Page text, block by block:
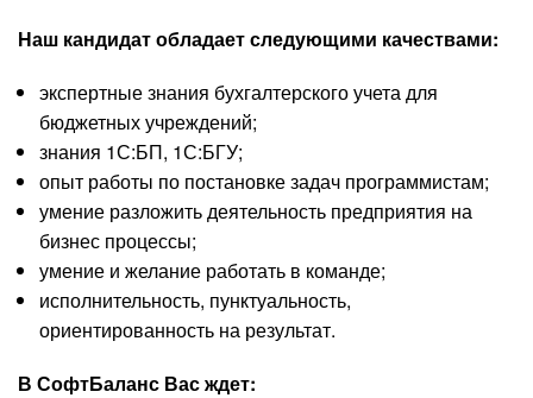
Наш кандидат обладает следующими качествами:
экспертные знания бухгалтерского учета для
бюджетных учреждений;
знания 1С:БП, 1С:БГУ;
опыт работы по постановке задач программистам;
умение разложить деятельность предприятия на
бизнес процессы;
умение и желание работать в команде;
исполнительность, пунктуальность,
ориентированность на результат.
В СофтБаланс Вас ждет: